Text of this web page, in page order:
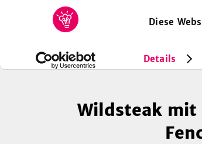
Diese
Details
REZEPTE SAMMLUNGEN
Rezepte Wildsteak mit pochiertem Birnen-
Wildsteak